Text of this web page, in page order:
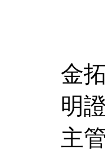
金
明
主